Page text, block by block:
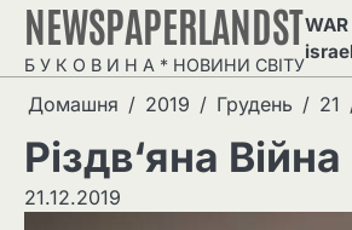
Перейти
вмісту
NEWSPAPERLANDST
Б У К О В И Н А * НОВИНИ СВІТУ
WAR
Домашня 2019 Грудень 21
Різдв‘яна
21.12.2019